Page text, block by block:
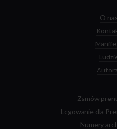
O nas
Zamów
Logowanie dla
Numery